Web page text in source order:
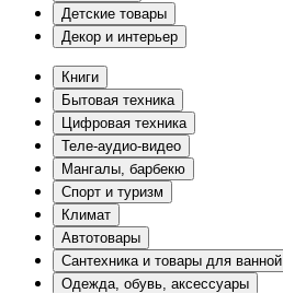
Детские товары
Декор и интерьер
Книги
Бытовая техника
Цифровая техника
Теле-аудио-видео
Мангалы, барбекю
Спорт и туризм
Климат
Автотовары
Сантехника и товары для ванной
Одежда, обувь, аксессуары